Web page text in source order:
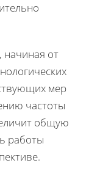
начиная от
мер
частоты
общую
работы